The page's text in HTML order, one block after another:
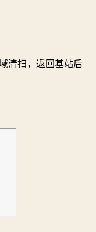
清扫，返回基站后